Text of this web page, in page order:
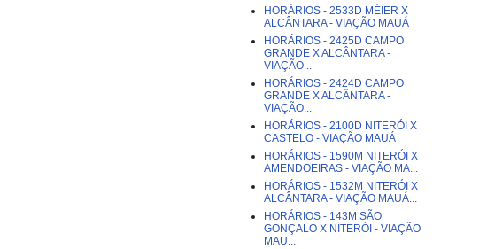
HORÁRIOS - 2533D MÉIER X
ALCÂNTARA - VIAÇÃO MAUÁ
HORÁRIOS - 2425D CAMPO
GRANDE X ALCÂNTARA -
VIAÇÃO...
HORÁRIOS - 2424D CAMPO
GRANDE X ALCÂNTARA -
VIAÇÃO...
HORÁRIOS - 2100D NITERÓI X
CASTELO - VIAÇÃO MAUÁ
HORÁRIOS - 1590M NITERÓI X
AMENDOEIRAS - VIAÇÃO MA...
HORÁRIOS - 1532M NITERÓI X
ALCÂNTARA - VIAÇÃO MAUÁ...
HORÁRIOS - 143M SÃO
GONÇALO X NITERÓI - VIAÇÃO
MAU...